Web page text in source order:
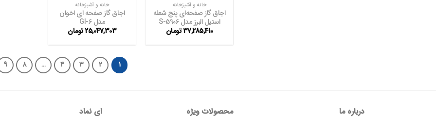
خانه و آشپزخانه
اجاق گاز صفحه‌ای پنج شعله
استیل البرز مدل S-5906
37,285,410تومان
خانه و آشپزخانه
اجاق گاز صفحه ای اخوان
مدل GI-6
25,047,303تومان
1
2
3
4
…
8
9
درباره ما محصولات ویژه ای نماد